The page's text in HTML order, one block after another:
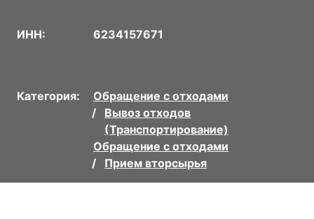
ИНН: 6234157671
Категория:
Обращение с отходами
Вывоз отходов
(Транспортирование)
Обращение с отходами
Прием вторсырья